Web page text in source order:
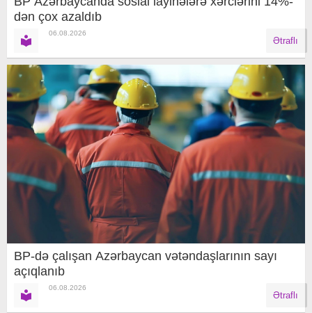
dən çox azaldıb
06.08.2026
Ətraflı
BP-də çalışan Azərbaycan vətəndaşlarının sayı
açıqlanıb
06.08.2026
Ətraflı